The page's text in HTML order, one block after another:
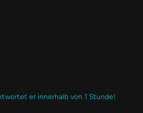
er innerhalb von 1 Stunde!